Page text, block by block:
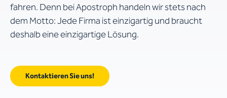
fahren. Denn bei Apostroph handeln wir stets nach
dem Motto: Jede Firma ist einzigartig und braucht
deshalb eine einzigartige Lösung.
Kontaktieren Sie uns!